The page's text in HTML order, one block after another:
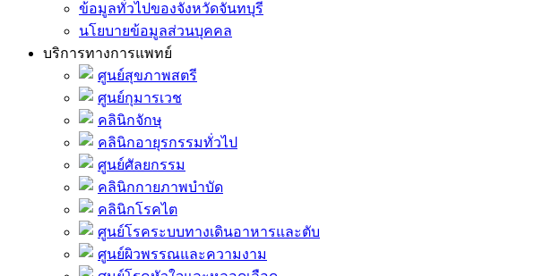
ข้อมูลทั่วไปของจังหวัดจันทบุรี
นโยบายข้อมูลส่วนบุคคล
บริการทางการแพทย์
ศูนย์สุขภาพสตรี
ศูนย์กุมารเวช
คลินิกจักษุ
คลินิกอายุรกรรมทั่วไป
ศูนย์ศัลยกรรม
คลินิกกายภาพบำบัด
คลินิกโรคไต
ศูนย์โรคระบบทางเดินอาหารและตับ
ศูนย์ผิวพรรณและความงาม